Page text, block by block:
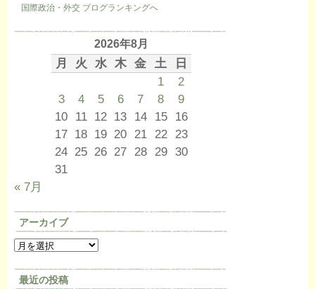
国際政治・外交 ブログランキングへ
2026年8月
月 火 水 木 金 土
日
1
2
3
4 5 6 7 8
9
10 11 12 13 14 15
16
17 18 19 20 21 22
23
24 25 26 27 28 29 30
31
« 7月
アーカイブ
最近の投稿